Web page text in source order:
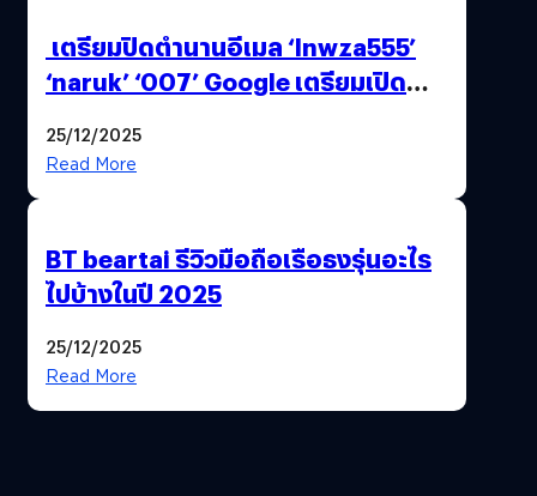
เตรียมปิดตำนานอีเมล ‘lnwza555’
‘naruk’ ‘007’ Google เตรียมเปิด
25/12/2025
Read More
BT beartai รีวิวมือถือเรือธงรุ่นอะไร
ไปบ้างในปี 2025
25/12/2025
Read More